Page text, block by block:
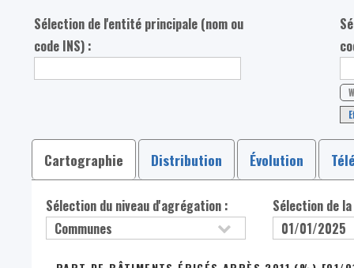
Sélection de l'entité principale (nom ou
code INS) :
Cartographie Distribution Évolution
Sélection du niveau d'agrégation : Sélection de